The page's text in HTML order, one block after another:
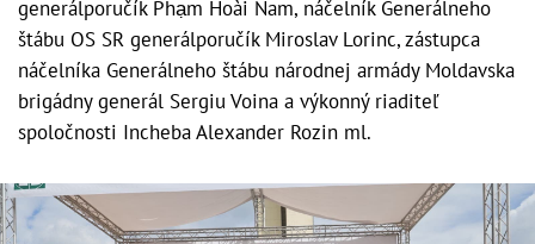
generálporučík Phạm Hoài Nam, náčelník Generálneho
štábu OS SR generálporučík Miroslav Lorinc, zástupca
náčelníka Generálneho štábu národnej armády Moldavska
brigádny generál Sergiu Voina a výkonný riaditeľ
spoločnosti Incheba Alexander Rozin ml.